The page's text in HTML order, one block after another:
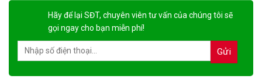
Hãy để lại SĐT, chuyên viên tư vấn của chúng tôi sẽ
gọi ngay cho bạn miễn phí!